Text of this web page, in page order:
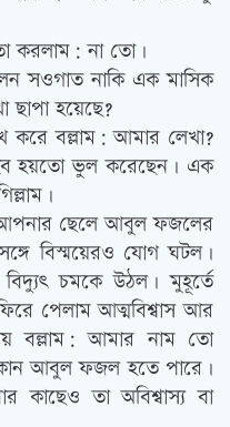
করলাম: না তো।
সওগাত নাকি এক মাসিক
ছাপা হয়েছে?
বল্লাম: আমার লেখা?
হয়তো ভুল করেছেন। এক
আপনার ছেলে আবুল ফজলের
বিস্ময়েরও যোগ ঘটল।
চমকে উঠল। মুহূর্তে
পেলাম আত্মবিশ্বাস আর
বল্লাম: আমার নাম তো
আবুল ফজল হতে পারে।
কাছেও তা অবিশ্বাস্য বা